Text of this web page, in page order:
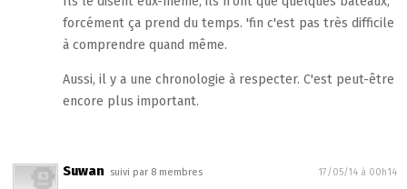
forcément ça prend du temps. 'fin c'est pas très difficile
à comprendre quand même.
Aussi, il y a une chronologie à respecter. C'est peut-être
encore plus important.
Suwan suivi par 8 membres 17/05/14 à 00h14